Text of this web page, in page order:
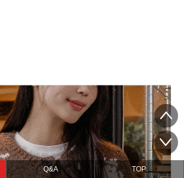
Q&A TOP